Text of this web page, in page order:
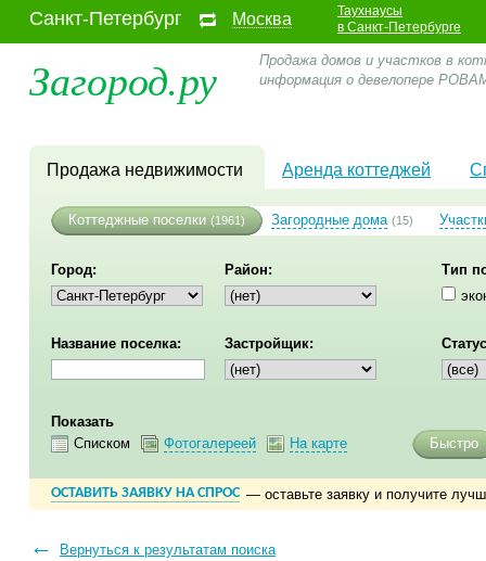
Санкт-Петербург Москва
Таухнаусы
в Санкт-Петербурге
Загород.ру
Продажа домов и участков в
информация о девелопере
Продажа недвижимости Аренда коттеджей
Коттеджные поселки (1961) Загородные дома (15)
Город: Район:
Тип
Название поселка: Застройщик:
Показать
Списком
Фотогалереей На карте Быстро
ОСТАВИТЬ ЗАЯВКУ НА СПРОС — оставьте заявку и получите
←
Вернуться к результатам поиска